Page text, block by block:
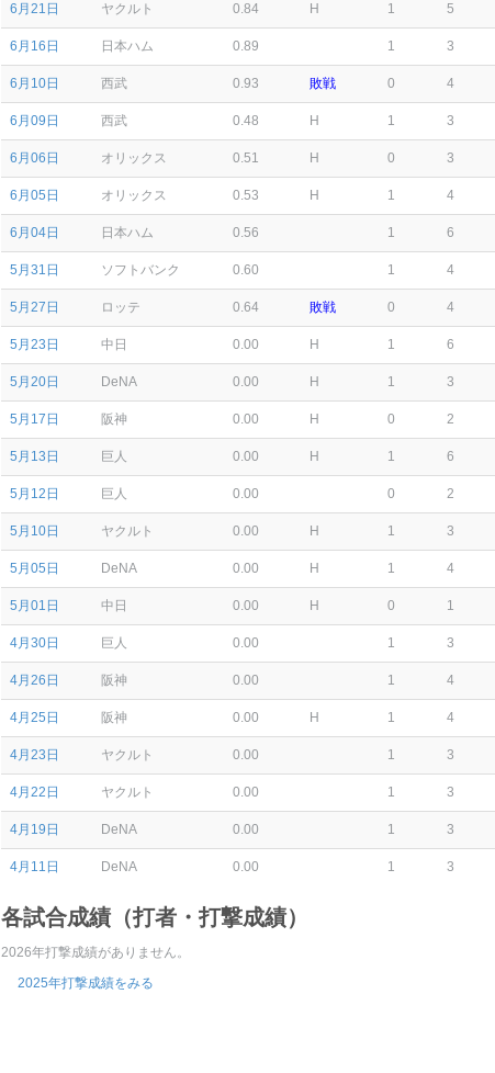
6月21日 ヤクルト 0.84 H 1 5
6月16日 日本ハム 0.89 1 3
6月10日 西武 0.93 敗戦 0 4
6月09日 西武 0.48 H 1 3
6月06日 オリックス 0.51 H 0 3
6月05日 オリックス 0.53 H 1 4
6月04日 日本ハム 0.56 1 6
5月31日 ソフトバンク 0.60 1 4
5月27日 ロッテ 0.64 敗戦 0 4
5月23日 中日 0.00 H 1 6
5月20日 DeNA 0.00 H 1 3
5月17日 阪神 0.00 H 0 2
5月13日 巨人 0.00 H 1 6
5月12日 巨人 0.00 0 2
5月10日 ヤクルト 0.00 H 1 3
5月05日 DeNA 0.00 H 1 4
5月01日 中日 0.00 H 0 1
4月30日 巨人 0.00 1 3
4月26日 阪神 0.00 1 4
4月25日 阪神 0.00 H 1 4
4月23日 ヤクルト 0.00 1 3
4月22日 ヤクルト 0.00 1 3
4月19日 DeNA 0.00 1 3
4月11日 DeNA 0.00 1 3
各試合成績（打者・打撃成績）
2026年打撃成績がありません。
2025年打撃成績をみる